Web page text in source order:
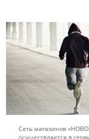
Сеть магазинов
осуществляется в